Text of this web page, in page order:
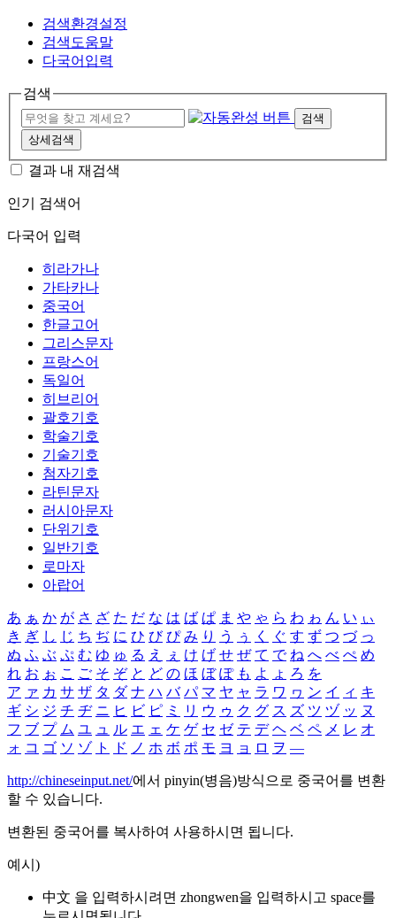
검색환경설정
검색도움말
다국어입력
검색
검색
상세검색
결과 내 재검색
인기 검색어
다국어 입력
히라가나
가타카나
중국어
한글고어
그리스문자
프랑스어
독일어
히브리어
괄호기호
학술기호
기술기호
첨자기호
라틴문자
러시아문자
단위기호
일반기호
로마자
아랍어
あ ぁ か が さ ざ た だ な は ば ぱ ま や ゃ ら わ ゎ ん い ぃ
き ぎ し じ ち ぢ に ひ び ぴ み り う ぅ く ぐ す ず つ づ っ
ぬ ふ ぶ ぷ む ゆ ゅ る え ぇ け げ せ ぜ て で ね へ べ ぺ め
れ お ぉ こ ご そ ぞ と ど の ほ ぼ ぽ も よ ょ ろ を
ア ァ カ サ ザ タ ダ ナ ハ バ パ マ ヤ ャ ラ ワ ヮ ン イ ィ キ
ギ シ ジ チ ヂ ニ ヒ ビ ピ ミ リ ウ ゥ ク グ ス ズ ツ ヅ ッ ヌ
フ ブ プ ム ユ ュ ル エ ェ ケ ゲ セ ゼ テ デ ヘ ベ ペ メ レ オ
ォ コ ゴ ソ ゾ ト ド ノ ホ ボ ポ モ ヨ ョ ロ ヲ ―
http://chineseinput.net/에서 pinyin(병음)방식으로 중국어를 변환
할 수 있습니다.
변환된 중국어를 복사하여 사용하시면 됩니다.
예시)
中文 을 입력하시려면 zhongwen을 입력하시고 space를